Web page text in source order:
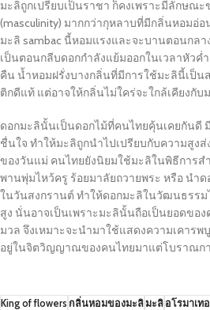
มะลิถูกเปรียบเป็นราชา ก็คงเพราะมีลักษณ
(masculinity) มากกว่ากุหลาบที่มีกลิ่นหอมอ่
มะลิ sambac นี้หอมแรงและจะบานตอนกล
เป็นตอนกลีบดอกกำลังแย้มออกในเวลาหัวค่
คืน น้ำหอมฝรั่งบางกลิ่นที่มีการใช้มะลินี้เป็
ติกดีแท้ แต่อาจให้กลิ่นไม่ใคร่จะใกล้เคียงกับ
ดอกมะลินั้นเป็นดอกไม้ที่คนไทยคุ้นเคยกันดี
ชื่นใจ ทำให้มะลิถูกนำไปเปรียบกับความสูง
ของวันแม่ คนไทยยังนิยมใช้มะลิในพิธีการส
พานพุ่มไหว้ครู ร้อยมาลัยถวายพระ หรือ นำ
ในวันสงกรานต์ ทำให้ดอกมะลิในวัฒนธรรม
สูง นั่นอาจเป็นเพราะมะลินั้นถือเป็นยอดขอ
มวล จึงเหมาะจะนำมาใช้แสดงความเคาร
อยู่ในจิตวิญญาณของคนไทยมาแต่โบราณก
King of flowers กลิ่นหอมของมะลิมะลิอโรมาเท